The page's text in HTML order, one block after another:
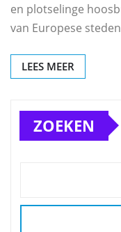
en plotselinge
van Europese
LEES MEER
ZOEKEN